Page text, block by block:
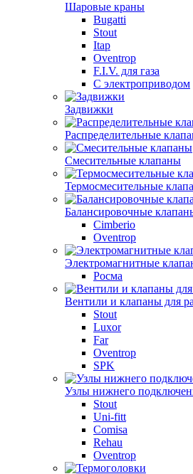
Шаровые краны
Bugatti
Stout
Itap
Oventrop
F.I.V. для газа
С электроприводом
Задвижки
Распределительные
Cмесительные клапаны
Термосмесительные
Балансировочные
Cimberio
Oventrop
Электромагнитные
Росма
Вентили и клапаны для
Stout
Luxor
Far
Oventrop
SPK
Узлы нижнего
Stout
Uni-fitt
Comisa
Rehau
Oventrop